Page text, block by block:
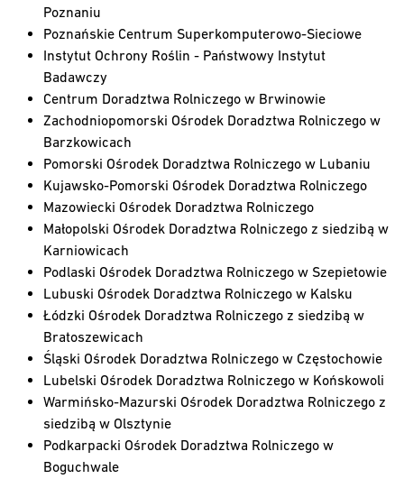
Poznaniu
Poznańskie Centrum Superkomputerowo-Sieciowe
Instytut Ochrony Roślin - Państwowy Instytut
Badawczy
Centrum Doradztwa Rolniczego w Brwinowie
Zachodniopomorski Ośrodek Doradztwa Rolniczego w
Barzkowicach
Pomorski Ośrodek Doradztwa Rolniczego w Lubaniu
Kujawsko-Pomorski Ośrodek Doradztwa Rolniczego
Mazowiecki Ośrodek Doradztwa Rolniczego
Małopolski Ośrodek Doradztwa Rolniczego z siedzibą w
Karniowicach
Podlaski Ośrodek Doradztwa Rolniczego w Szepietowie
Lubuski Ośrodek Doradztwa Rolniczego w Kalsku
Łódzki Ośrodek Doradztwa Rolniczego z siedzibą w
Bratoszewicach
Śląski Ośrodek Doradztwa Rolniczego w Częstochowie
Lubelski Ośrodek Doradztwa Rolniczego w Końskowoli
Warmińsko-Mazurski Ośrodek Doradztwa Rolniczego z
siedzibą w Olsztynie
Podkarpacki Ośrodek Doradztwa Rolniczego w
Boguchwale